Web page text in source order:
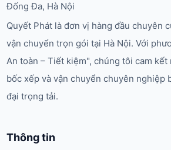
Đống Đa, Hà Nội
Quyết Phát là đơn vị hàng đầu chuyên
vận chuyển trọn gói tại Hà Nội. Với
An toàn – Tiết kiệm", chúng tôi cam kết
bốc xếp và vận chuyển chuyên nghiệp
đại trọng tải.
Thông tin